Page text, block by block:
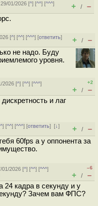
01/2026 [^] [^^] [^^^]
+ / –
[^] [^^] [^^^] [ответить]
+ / –
не надо. Буду
уровня.
2026 [^] [^^] [^^^]
+2
+ / –
и лаг
^] [^^] [^^^] [ответить][↓]
+ / –
60fps а у оппонента за
01/2026 [^] [^^] [^^^]
–6
+ / –
24 кадра в секунду и у
Зачем вам ФПС?